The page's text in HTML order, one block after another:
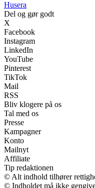
Husera
Del og gør godt
X
Facebook
Instagram
LinkedIn
YouTube
Pinterest
TikTok
Mail
RSS
Bliv klogere på os
Tal med os
Presse
Kampagner
Konto
Mailnyt
Affiliate
Tip redaktionen
© Alt indhold tilhører
© Indholdet må ikke